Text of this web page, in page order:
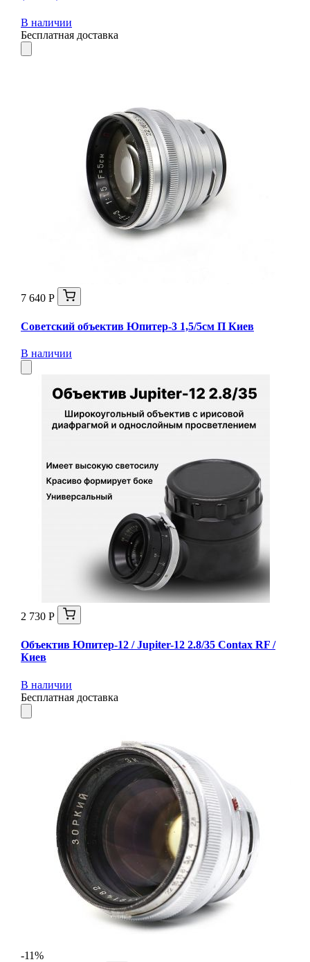
В наличии
Бесплатная доставка
7 640 Р
Советский объектив Юпитер-3 1,5/5см П Киев
В наличии
2 730 Р
Объектив Юпитер-12 / Jupiter-12 2.8/35 Contax RF /
Киев
В наличии
Бесплатная доставка
-11%